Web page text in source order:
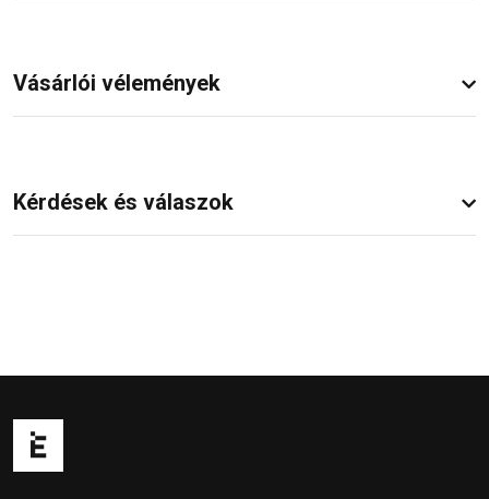
Vásárlói vélemények
Kérdések és válaszok